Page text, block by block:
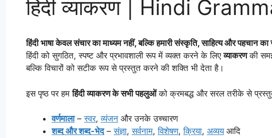
हिंदी व्याकरण | Hindi
हिंदी भाषा केवल संचार का माध्यम नहीं, बल्कि हमारी संस्कृति, साहित्य और पहचान
हिंदी को सुगठित, स्पष्ट और प्रभावशाली रूप में व्यक्त करने के लिएव्याकरणकी
बल्कि विचारों को सटीक रूप से प्रस्तुत करने की शक्ति भी देता है।
इस पृष्ठ पर हमहिंदी व्याकरण के सभी पहलुओंको क्रमबद्ध और सरल तरीके से
वर्णमाला–स्वर,व्यंजन और उनके उच्चारण
शब्द और शब्द-भेद–संज्ञा,सर्वनाम,विशेषण,क्रिया, अव्ययआदि